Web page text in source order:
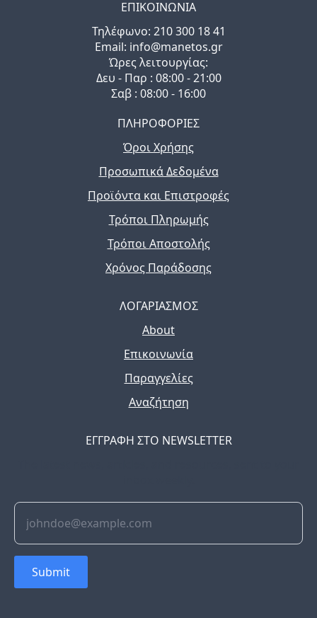
ΕΠΙΚΟΙΝΩΝΙΑ
Τηλέφωνo: 210 300 18 41
Email: info@manetos.gr
Ώρες λειτουργίας:
Δευ - Παρ : 08:00 - 21:00
Σαβ : 08:00 - 16:00
ΠΛΗΡΟΦΟΡΙΕΣ
Όροι Χρήσης
Προσωπικά Δεδομένα
Προϊόντα και Επιστροφές
Τρόποι Πληρωμής
Τρόποι Αποστολής
Χρόνος Παράδοσης
ΛΟΓΑΡΙΑΣΜΟΣ
About
Επικοινωνία
Παραγγελίες
Αναζήτηση
ΕΓΓΡΑΦΗ ΣΤΟ NEWSLETTER
Submit